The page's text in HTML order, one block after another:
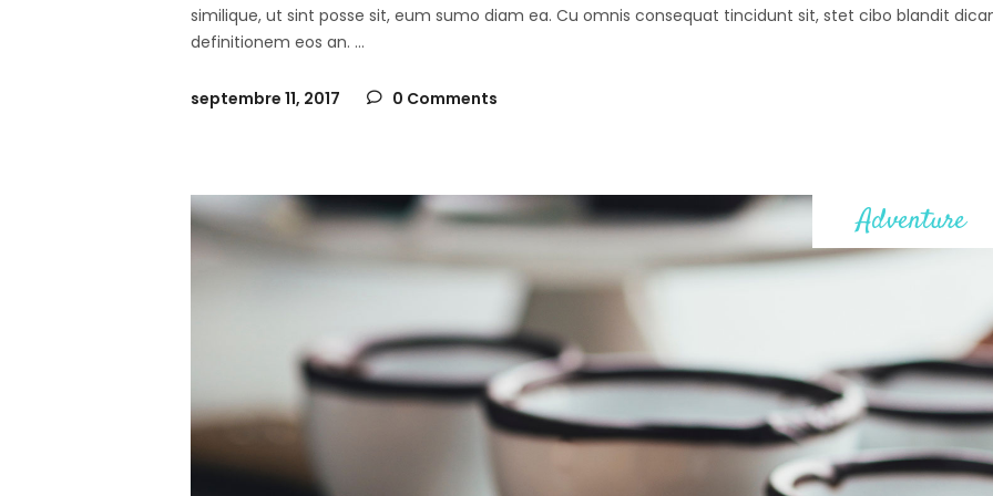
similique, ut sint posse sit, eum sumo diam ea. Cu omnis consequat tincidunt sit, stet cibo blandit
definitionem eos an.
septembre 11, 2017 0 Comments
Adventure